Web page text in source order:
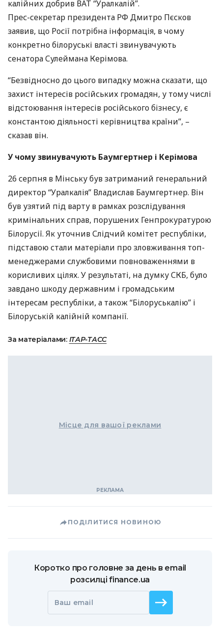
калійних добрив ВАТ “Уралкалій”.
Прес-секретар президента РФ Дмитро Пєсков
заявив, що Росії потрібна інформація, в чому
конкретно білоруські власті звинувачують
сенатора Сулеймана Керімова.
“Безвідносно до цього випадку можна сказати, що
захист інтересів російських громадян, у тому числі
відстоювання інтересів російського бізнесу, є
константою діяльності керівництва країни”, –
сказав він.
У чому звинувачують Баумгертнер і Керімова
26 серпня в Мінську був затриманий генеральний
директор “Уралкалія” Владислав Баумгертнер. Він
був узятий під варту в рамках розслідування
кримінальних справ, порушених Генпрокуратурою
Білорусії. Як уточнив Слідчий комітет республіки,
підставою стали матеріали про зловживання топ-
менеджерами службовими повноваженнями в
корисливих цілях. У результаті, на думкуСКБ, було
завдано шкоду державним і громадським
інтересам республіки, а також “Білоруськалію” і
Білоруській калійній компанії.
За матеріалами: ІТАР-ТАСС
Місце для вашої реклами
ПОДІЛИТИСЯ НОВИНОЮ
Коротко про головне за день в email
розсилці finance.ua
Ваш email